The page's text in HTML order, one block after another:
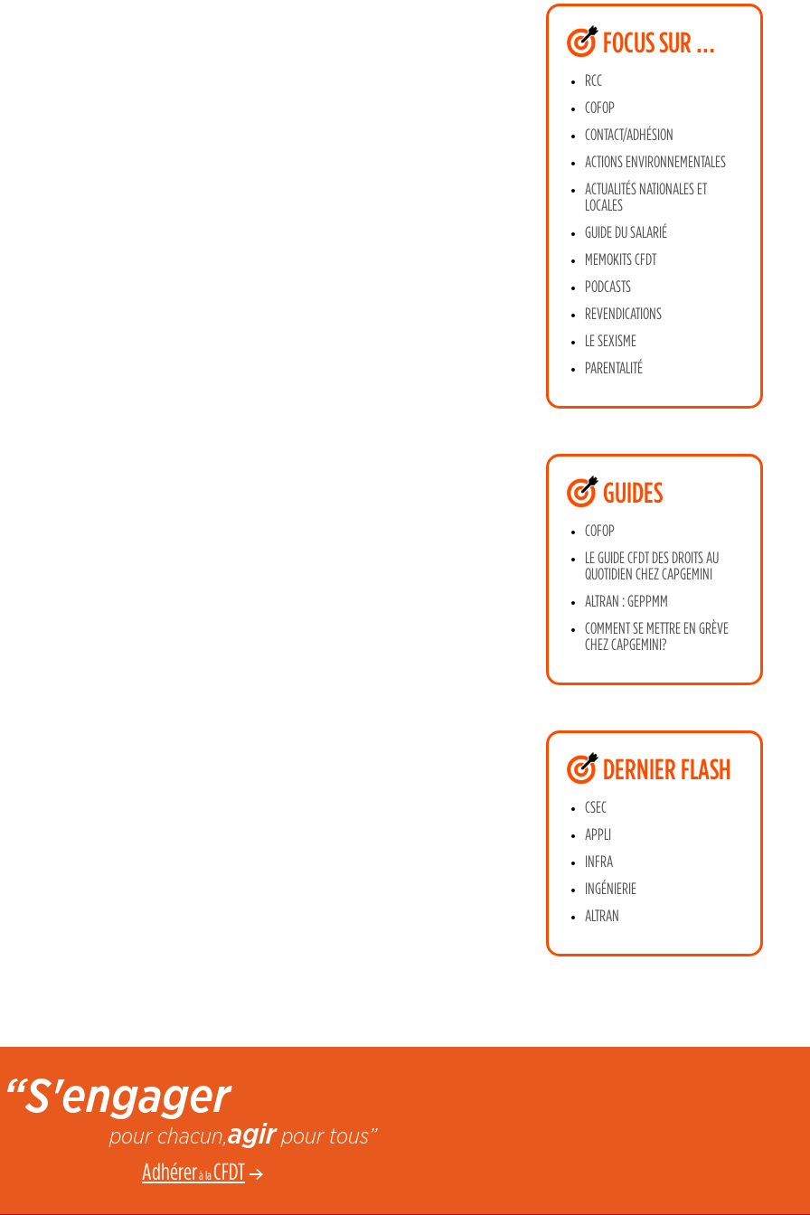
FOCUS SUR …
RCC
COFOP
CONTACT/ADHÉSION
ACTIONS ENVIRONNEMENTALES
ACTUALITÉS NATIONALES ET
LOCALES
GUIDE DU SALARIÉ
MEMOKITS CFDT
PODCASTS
REVENDICATIONS
LE SEXISME
PARENTALITÉ
GUIDES
COFOP
LE GUIDE CFDT DES DROITS AU
QUOTIDIEN CHEZ CAPGEMINI
ALTRAN : GEPPMM
COMMENT SE METTRE EN GRÈVE
CHEZ CAPGEMINI?
DERNIER FLASH
CSEC
APPLI
INFRA
INGÉNIERIE
ALTRAN
“S'engager
pour chacun,agirpour tous”
Adhérerà laCFDT